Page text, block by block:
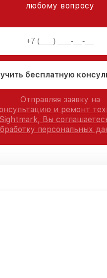
любому вопросу
бесплатную
Отправляя заявку на
и ремонт
Sightmark, Вы
персональных